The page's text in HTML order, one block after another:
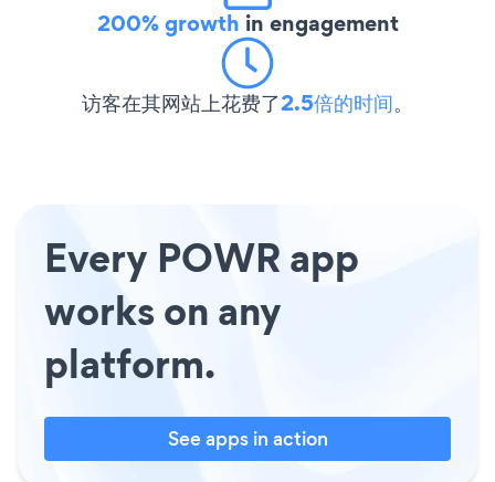
200% growth in engagement
访客在其网站上花费了2.5倍的时间。
Every POWR app
works on any
platform.
See apps in action